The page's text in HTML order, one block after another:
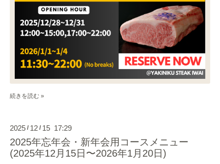
続きを読む »
2025 / 12 / 15 17:29
2025年忘年会・新年会用コースメニュー
(2025年12月15日〜2026年1月20日)